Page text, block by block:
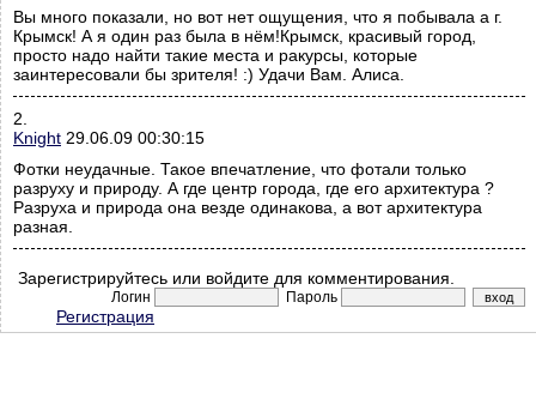
Вы много показали, но вот нет ощущения, что я побывала а г.
Крымск! А я один раз была в нём!Крымск, красивый город,
просто надо найти такие места и ракурсы, которые
заинтересовали бы зрителя! :) Удачи Вам. Алиса.
2.
Knight 29.06.09 00:30:15
Фотки неудачные. Такое впечатление, что фотали только
разруху и природу. А где центр города, где его архитектура ?
Разруха и природа она везде одинакова, а вот архитектура
разная.
Зарегистрируйтесь или войдите для комментирования.
Логин Пароль
Регистрация